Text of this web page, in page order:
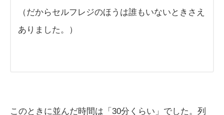
（だからセルフレジのほうは誰もいないときさえ
ありました。）
このときに並んだ時間は「30分くらい」でした。列